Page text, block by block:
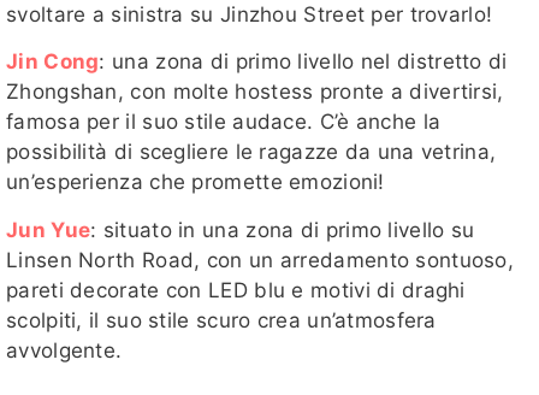
svoltare a sinistra su Jinzhou Street per trovarlo!
Jin Cong: una zona di primo livello nel distretto di
Zhongshan, con molte hostess pronte a divertirsi,
famosa per il suo stile audace. C’è anche la
possibilità di scegliere le ragazze da una vetrina,
un’esperienza che promette emozioni!
Jun Yue: situato in una zona di primo livello su
Linsen North Road, con un arredamento sontuoso,
pareti decorate con LED blu e motivi di draghi
scolpiti, il suo stile scuro crea un’atmosfera
avvolgente.